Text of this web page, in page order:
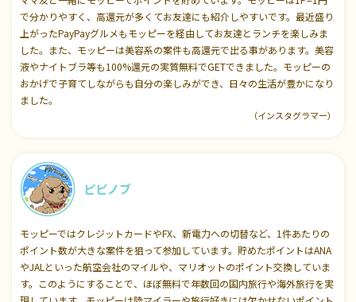
で分かりやすく、高還元が多くてお友達にも紹介しやすいです。最近盛り
上がったPayPayグルメもモッピーを経由してお友達とランチを楽しみま
した。また、モッピーは美容系の案件も高還元で出る事があります。美容
液やナイトブラ等も100%還元の実質無料でGETできました。モッピーの
おかげで子育てしながらも自分の楽しみができ、日々の生活が豊かになり
ました。
（インスタグラマー）
ピピノブ
モッピーではクレジットカードやFX、新電力への切替など、1件あたりの
ポイント数が大きな案件を狙って参加しています。貯めたポイントはANA
やJALといった航空会社のマイルや、マリオットのポイント交換していま
す。このようにすることで、ほぼ無料で年数回の国内旅行や海外旅行を実